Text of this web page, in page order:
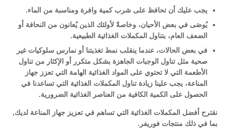
يجب عليك أن تحافظ على شرب كمية وافرة ومناسبة من الماء.
يُوصَى في بعض الأحيان، وخاصةً لأولئك الذين يُعانون من النحافة أو
الضعف العام، بتناول المكملات الغذائية الطبيعية.
في بعض الحالات، عندما ينقلب نمط تغذيتنا أو نمارس سلوكيات غير
صحية مثل تناول الوجبات الجاهزة بشكل متكرر أو الإكثار من تناول
الأطعمة التي لا تحتوي على المواد الغذائية الهامة التي تعزز جهاز
المناعة، يجب علينا زيادة تناول المكملات الغذائية التي تساعدنا في
الحصول على الكمية الكافية من العناصر الغذائية الضرورية.
نقترح أفضل المكملات الغذائية التي تساهم في تعزيز جهاز المناعة لديك,
بما في ذلك منتجات فوريفر.